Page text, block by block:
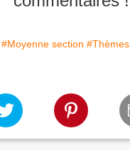
#Moyenne section #Thèmes